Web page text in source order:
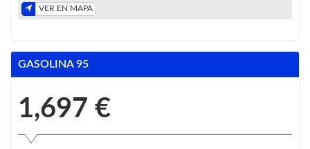
VER EN MAPA
GASOLINA 95
1,697 €